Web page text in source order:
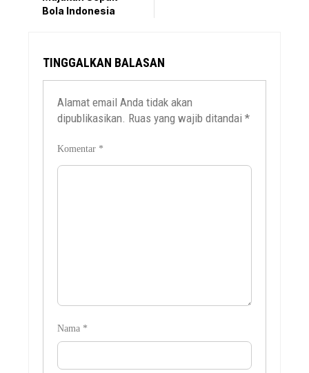
Bola Indonesia
TINGGALKAN BALASAN
Alamat email Anda tidak akan
dipublikasikan. Ruas yang wajib ditandai*
Komentar *
Nama *